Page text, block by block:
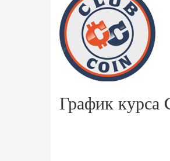
График курса